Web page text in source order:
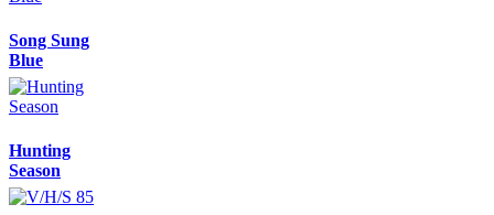
Song Sung
Blue
Hunting
Season